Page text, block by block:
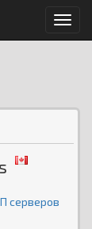
Меню
серверов